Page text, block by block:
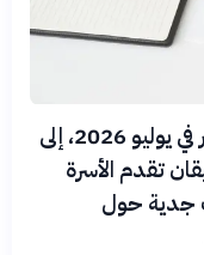
أشار تقرير حديث للبنك الدولي، صدر في يوليو 2026، إلى
تقدم الأسرة
جدية حول